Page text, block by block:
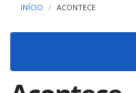
INÍCIO ACONTECE